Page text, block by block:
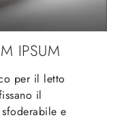
IPSUM
per il letto
il
e